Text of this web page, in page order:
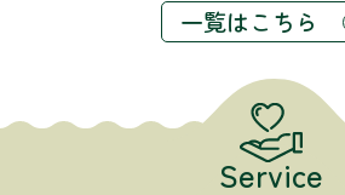
一覧はこちら
Service